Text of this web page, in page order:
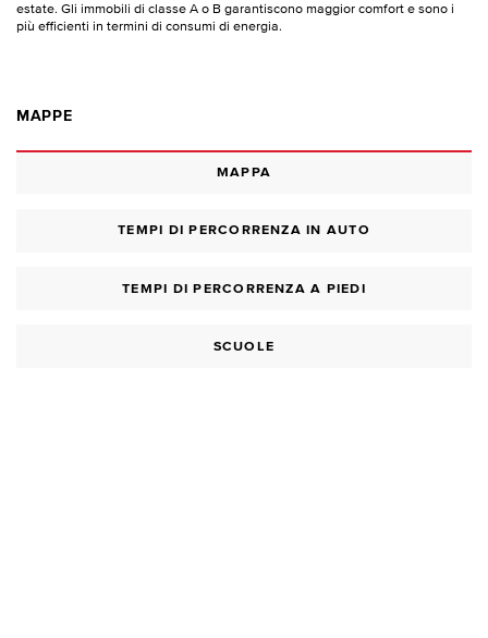
estate. Gli immobili di classe A o B garantiscono maggior comfort e sono i
più efficienti in termini di consumi di energia.
MAPPE
MAPPA
TEMPI DI PERCORRENZA IN AUTO
TEMPI DI PERCORRENZA A PIEDI
SCUOLE